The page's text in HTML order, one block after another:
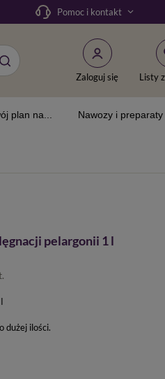
Pomoc i kontakt
Zaloguj się Listy
plan na... Nawozy i preparaty
pelargonii 1 l
dużej ilości